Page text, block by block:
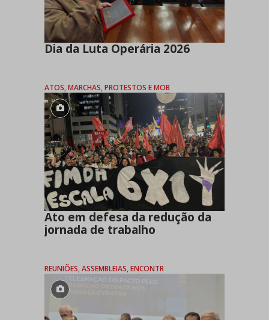
Dia da Luta Operária 2026
ATOS, MARCHAS, PROTESTOS E MOB
Ato em defesa da redução da
jornada de trabalho
REUNIÕES, ASSEMBLEIAS, ENCONTR